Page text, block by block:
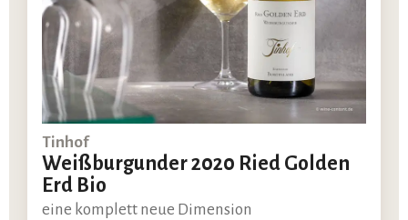
Tinhof
Weißburgunder 2020 Ried Golden
Erd Bio
eine komplett neue Dimension